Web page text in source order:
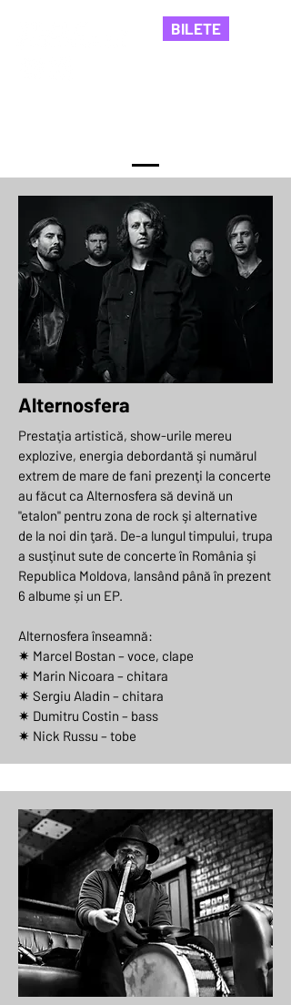
BILETE
Alternosfera
Prestaţia artistică, show-urile mereu
explozive, energia debordantă şi numărul
extrem de mare de fani prezenţi la concerte
au făcut ca Alternosfera să devină un
"etalon" pentru zona de rock şi alternative
de la noi din ţară. De-a lungul timpului, trupa
a susţinut sute de concerte în România şi
Republica Moldova, lansând până în prezent
6 albume și un EP.
Alternosfera înseamnă:
✷ Marcel Bostan – voce, clape
✷ Marin Nicoara – chitara
✷ Sergiu Aladin – chitara
✷ Dumitru Costin – bass
✷ Nick Russu – tobe